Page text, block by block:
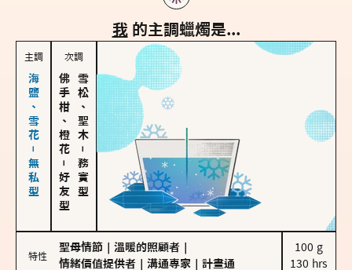
我 的主調蠟燭是...
主調
海鹽、雪花－無私型
次調
佛手柑、橙花
－
好友型
雪松、聖木
－
務實型
特性
聖母情節 溫暖的照顧者
情緒價值提供者
溝通專家 計畫通
100 g
130 hrs